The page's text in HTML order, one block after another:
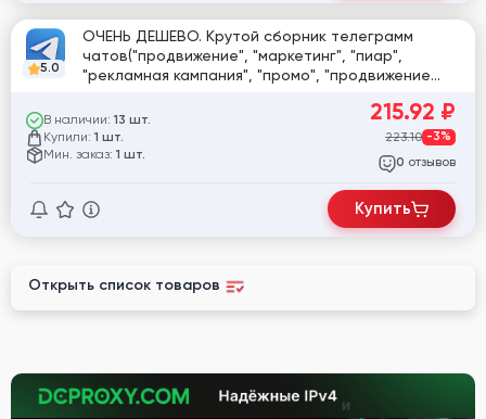
5.0
ОЧЕНЬ ДЕШЕВО. Крутой сборник телеграмм
чатов("продвижение", "маркетинг", "пиар",
"рекламная кампания", "промо", "продвижение
"объявление", "рекламный контент",
"продвижение бренда", "информационный
посыл", "маркетинговая активность") 58000
чатов) АВТОМАТИЧЕСКАЯ ДОСТАВКА ТОВАРА
В наличии: 13 шт.
Купили: 1 шт.
Мин. заказ: 1 шт.
215.92 ₽
223.10 -3%
0 отзывов
Купить
Открыть список товаров